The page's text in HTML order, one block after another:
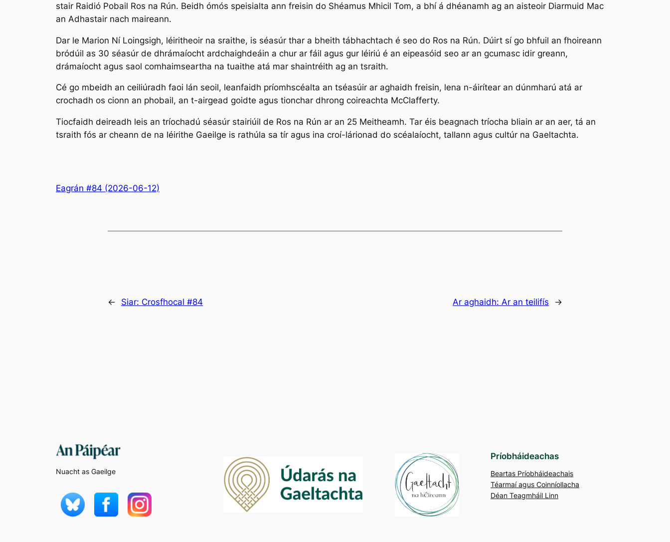
stair Raidió Pobail Ros na Rún. Beidh ómós speisialta ann freisin do Shéamus Mhicil Tom, a bhí á dhéanamh ag an aisteoir Diarmuid Mac
an Adhastair nach maireann.
Dar le Marion Ní Loingsigh, léiritheoir na sraithe, is séasúr thar a bheith tábhachtach é seo do Ros na Rún. Dúirt sí go bhfuil an fhoireann
bródúil as 30 séasúr de dhrámaíocht ardchaighdeáin a chur ar fáil agus gur léiriú é an eipeasóid seo ar an gcumasc idir greann,
drámaíocht agus saol comhaimseartha na tuaithe atá mar shaintréith ag an tsraith.
Cé go mbeidh an ceiliúradh faoi lán seoil, leanfaidh príomhscéalta an tséasúir ar aghaidh freisin, lena n-áirítear an dúnmharú atá ar
crochadh os cionn an phobail, an t-airgead goidte agus tionchar dhrong coireachta McClafferty.
Tiocfaidh deireadh leis an tríochadú séasúr stairiúil de Ros na Rún ar an 25 Meitheamh. Tar éis beagnach tríocha bliain ar an aer, tá an
tsraith fós ar cheann de na léirithe Gaeilge is rathúla sa tír agus ina croí-lárionad do scéalaíocht, tallann agus cultúr na Gaeltachta.
Eagrán #84 (2026-06-12)
← Siar: Crosfhocal #84 Ar aghaidh: Ar an teilifís →
Nuacht as Gaeilge
Príobháideachas
Beartas Príobháideachais
Téarmaí agus Coinníollacha
Déan Teagmháil Linn